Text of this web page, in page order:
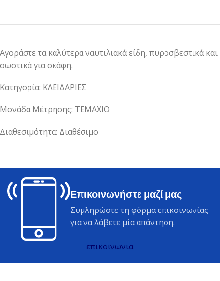
Αγοράστε τα καλύτερα ναυτιλιακά είδη, πυροσβεστικά και
σωστικά για σκάφη.
Κατηγορία: ΚΛΕΙΔΑΡΙΕΣ
Μονάδα Μέτρησης: ΤΕΜΑΧΙΟ
Διαθεσιμότητα: Διαθέσιμο
Επικοινωνήστε μαζί μας
Συμληρώστε τη φόρμα επικοινωνίας
για να λάβετε μία απάντηση.
επικοινωνια